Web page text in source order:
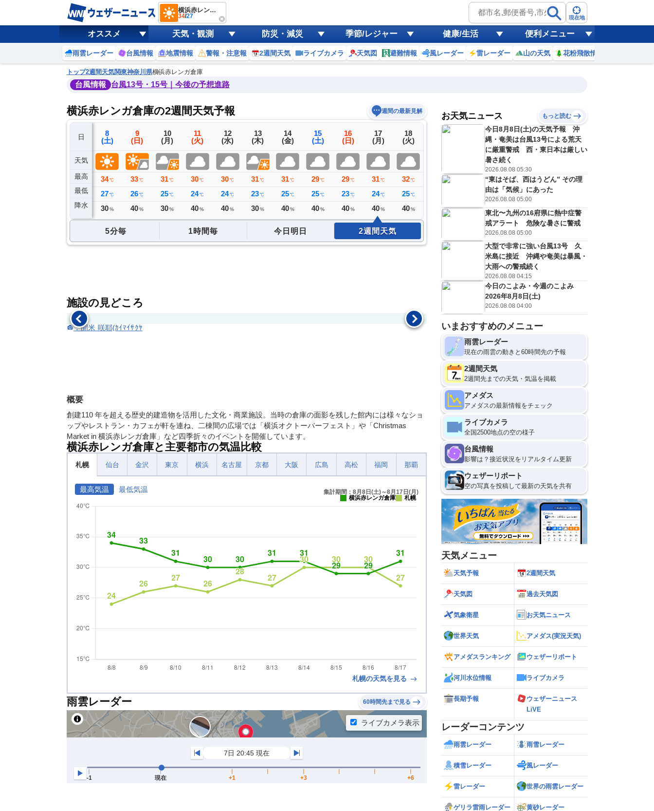
横浜赤レンガ倉庫
34/27 現在地
オススメ 天気・観測 防災・減災 季節/レジャー 健康/生活 便利メニュー
雨雲レーダー 台風情報 地震情報 警報・注意報 2週間天気 ライブカメラ 天気図 避難情報 風レーダー 雷レーダー 山の天気 花粉飛散情報
トップ2週間天気関東神奈川県横浜赤レンガ倉庫
台風情報 台風13号・15号｜今後の予想進路
横浜赤レンガ倉庫の2週間天気予報 週間の最新見解
日
天気
最高
最低
降水
7
(金)
32℃
27℃
ミリ
8
(土)
34 ℃
27 ℃
30 %
9
(日)
33 ℃
26 ℃
40 %
10
(月)
31 ℃
25 ℃
30 %
11
(火)
30 ℃
24℃
40 %
12
(水)
30℃
24℃
40%
13
(木)
31℃
23℃
30%
14
(金)
31℃
25℃
40%
15
(土)
29℃
25℃
40%
16
(日)
29 ℃
23 ℃
40 %
17
(月)
31 ℃
24 ℃
40 %
18
(火)
32 ℃
25 ℃
40 %
19
℃
% 30%
21
(金)
E
32℃
25
30%
22
(土)
E
31℃
25 ℃
30%
予報の
信頼度
高
A
D
低
5分毎 1時間毎 今日明日 2週間天気
施設の見どころ
：開米 咲耶(ｶｲﾏｲｻｸﾔ
概要
創建110 年を超える歴史的建造物を活用した文化・商業施設。当時の倉庫の面影を残した館内には様々なショ
ップやレストラン・カフェが軒を連ね、二棟間の広場では「横浜オクトーバーフェスト」や「Christmas
Market in 横浜赤レンガ倉庫」など四季折々のイベントを開催しています。
横浜赤レンガ倉庫と主要都市の気温比較
札幌 仙台 金沢 東京 横浜 名古屋 京都 大阪 広島 高松 福岡 那覇
最高気温 最低気温
集計期間：8月8日(土)～8月17日(月)
横浜赤レンガ倉庫
札幌
札幌の天気を見る
雨雲レーダー 60時間先まで見る
お天気ニュース もっと読む
今日8月8日(土)の天気予報 沖
縄・奄美は台風13号による荒天
に厳重警戒 西・東日本は厳しい
暑さ続く
2026.08.08 05:30
“東はそば、西はうどん” その理
由は「気候」にあった
2026.08.08 05:00
東北〜九州の16府県に熱中症警
戒アラート 危険な暑さに警戒
2026.08.08 05:00
大型で非常に強い台風13号 久
米島に接近 沖縄や奄美は暴風・
大雨への警戒続く
2026.08.08 04:15
今日のこよみ・今週のこよみ
2026年8月8日(土)
2026.08.08 04:00
いまおすすめのメニュー
雨雲レーダー
現在の雨雲の動きと60時間先の予報
2週間天気
2週間先までの天気・気温を掲載
アメダス
アメダスの最新情報をチェック
ライブカメラ
全国2500地点の空の様子
台風情報
影響は？接近状況をリアルタイム更新
ウェザーリポート
空の写真を投稿して最新の天気を共有
天気メニュー
天気予報 2週間天気
天気図 過去天気図
気象衛星 お天気ニュース
世界天気 アメダス(実況天気)
アメダスランキング ウェザーリポート
河川水位情報 ライブカメラ
長期予報
ウェザーニュース
LiVE
レーダーコンテンツ
雨雲レーダー 雨雪レーダー
積雪レーダー 風レーダー
雷レーダー 世界の雨雲レーダー
ゲリラ雷雨レーダー 黄砂レーダー